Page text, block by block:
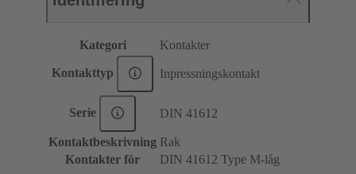
Kategori Kontakter
Kontakttyp Inpressningskontakt
Serie DIN 41612
Kontaktbeskrivning Rak
Kontakter för
DIN 41612 Type M-låg